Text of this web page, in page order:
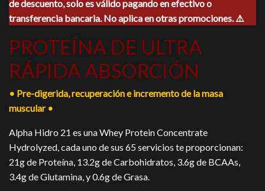
era:
$860.00.
es:
$775.00.
de descuento, solo es válido pagando en efectivo o
transferencia bancaria. No aplica en otras promociones. ⚠️
PROTEÍNA DE ULTRA
RÁPIDA ABSORCIÓN
• Pre-digerida, recuperación e incremento de la masa
muscular •
Alpha Hidro 21 es una Whey Protein Concentrate
Hydrolyzed, cada uno de sus 65 servicios te proporcionan:
21g de Proteína, 13.2g de Carbohidratos, 3.6g de BCAAs,
3.4g de Glutamina, y 0.6g de Grasa.